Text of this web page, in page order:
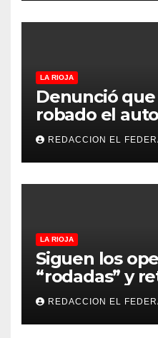
LA RIOJA
Denunció
robado el
confesando
lo empeñó por
REDACCION EL
LA RIOJA
Siguen los
“rodadas” y
motocicletas
REDACCION EL